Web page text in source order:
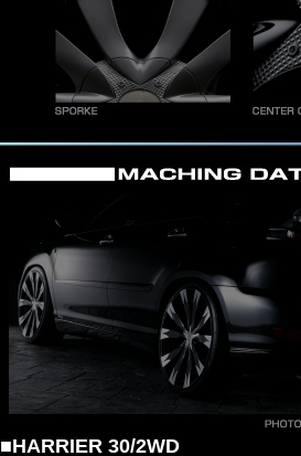
■HARRIER 30/2WD